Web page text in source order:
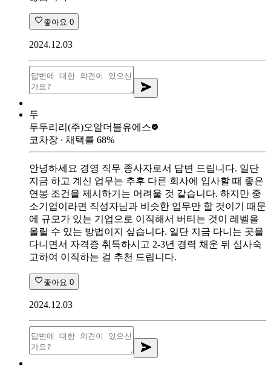
좋아요 0
2024.12.03
두
두두리리 (주)오알더블유에스
코차장 ∙ 채택률 68%
안녕하세요 경영 직무 종사자로서 답변 드립니다. 일단
지금 하고 계신 업무는 추후 다른 회사에 입사할 때 좋은
연봉 조건을 제시하기는 어려울 것 같습니다. 하지만 중
소기업이라면 작성자님과 비슷한 업무만 할 것이기 때문
에 규모가 있는 기업으로 이직해서 버티는 것이 레벨을
올릴 수 있는 방법이지 싶습니다. 일단 지금 다니는 곳을
다니면서 자격증 취득하시고 2-3년 경력 채운 뒤 심사숙
고하여 이직하는 걸 추천 드립니다.
좋아요 0
2024.12.03